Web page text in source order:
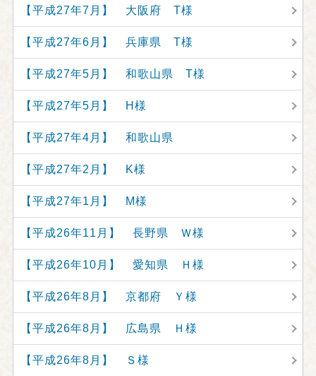
【平成27年7月】 大阪府 T様
【平成27年6月】 兵庫県 T様
【平成27年5月】 和歌山県 T様
【平成27年5月】 H様
【平成27年4月】 和歌山県
【平成27年2月】 K様
【平成27年1月】 M様
【平成26年11月】 長野県 Ｗ様
【平成26年10月】 愛知県 Ｈ様
【平成26年8月】 京都府 Ｙ様
【平成26年8月】 広島県 Ｈ様
【平成26年8月】 Ｓ様